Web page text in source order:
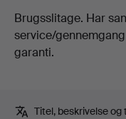
Brugsslitage. Har
service/
garanti.
Titel, beskrivelse